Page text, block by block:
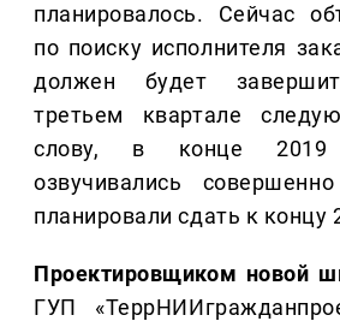
планировалось. Сейчас
по поиску исполнителя
должен будет
третьем квартале
слову, в конце 2019
озвучивались
планировали сдать к концу
Проектировщиком новой
ГУП